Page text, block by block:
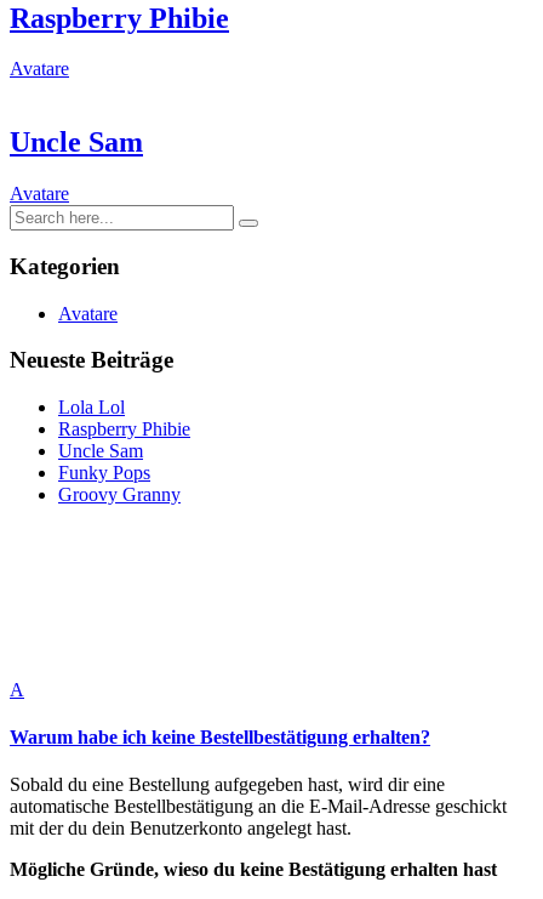
Raspberry Phibie
Avatare
Uncle Sam
Avatare
Kategorien
Avatare
Neueste Beiträge
Lola Lol
Raspberry Phibie
Uncle Sam
Funky Pops
Groovy Granny
A
Warum habe ich keine Bestellbestätigung erhalten?
Sobald du eine Bestellung aufgegeben hast, wird dir eine
automatische Bestellbestätigung an die E-Mail-Adresse geschickt
mit der du dein Benutzerkonto angelegt hast.
Mögliche Gründe, wieso du keine Bestätigung erhalten hast